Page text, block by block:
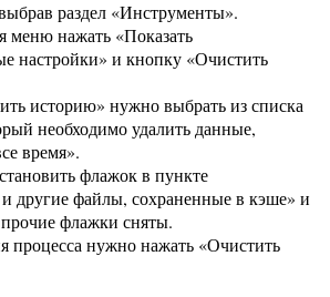
раздел «Инструменты».
меню нажать «Показать
настройки» и кнопку «Очистить
историю» нужно выбрать из списка
необходимо удалить данные,
время».
флажок в пункте
другие файлы, сохраненные в кэше» и
прочие флажки сняты.
процесса нужно нажать «Очистить